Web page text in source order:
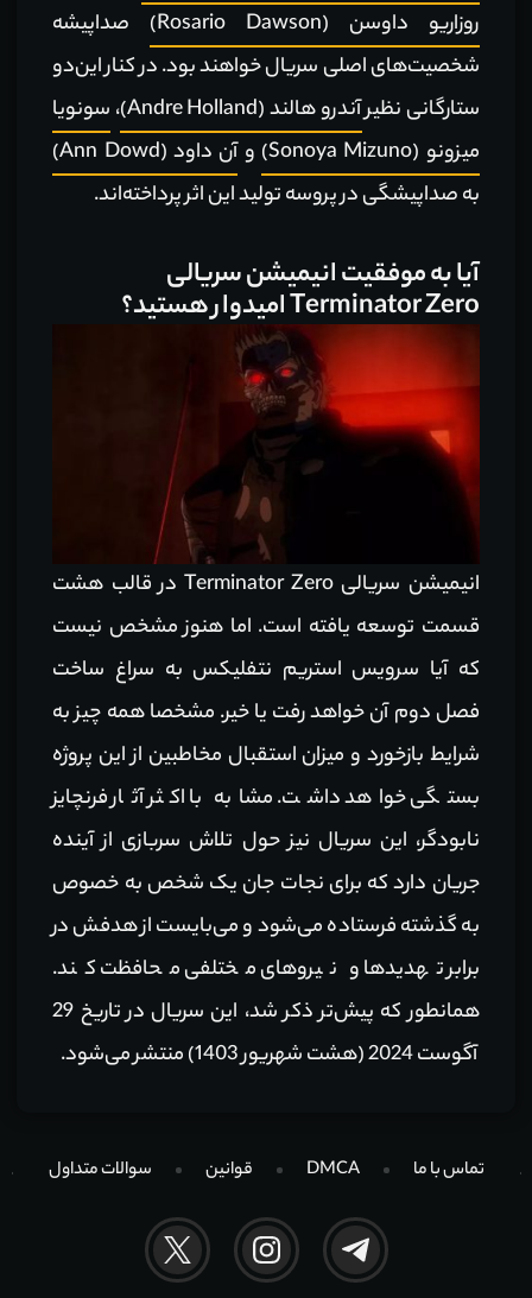
روزاریو داوسن (Rosario Dawson)
صداپیشه
شخصیت‌های اصلی سریال خواهند بود. در کنار این‌دو
ستارگانی نظیرآندرو هالند (Andre Holland) ، سونویا
میزونو (Sonoya Mizuno)
وآن داود (Ann Dowd)
به صداپیشگی در پروسه تولید این اثر پرداخته‌اند.
آیا به موفقیت انیمیشن سریالی
Terminator Zero امیدوار هستید؟
انیمیشن سریالی Terminator Zero در قالب هشت
قسمت توسعه یافته است. اما هنوز مشخص نیست
که آیا سرویس استریم نتفلیکس به سراغ ساخت
فصل دوم آن خواهد رفت یا خیر. مشخصا همه چیز به
شرایط بازخورد و میزان استقبال مخاطبین از این پروژه
بستگی خواهد داشت. مشابه با اکثر آثار فرنچایز
نابودگر، این سریال نیز حول تلاش سربازی از آینده
جریان دارد که برای نجات جان یک شخص به خصوص
به گذشته فرستاده می‌شود و می‌بایست از هدفش در
برابر تهدیدها و نیروهای مختلفی محافظت کند.
همانطور که پیش‌تر ذکر شد، این سریال در تاریخ 29
آگوست 2024 (هشت شهریور 1403) منتشر می‌شود.
تماس با ما DMCA قوانین سوالات متداول